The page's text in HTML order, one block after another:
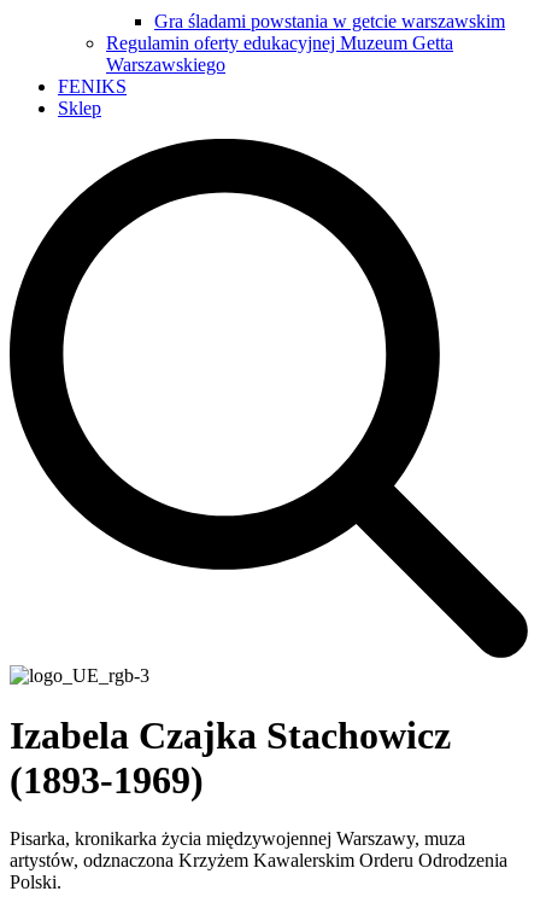
Gra śladami powstania w getcie warszawskim
Regulamin oferty edukacyjnej Muzeum Getta
Warszawskiego
FENIKS
Sklep
Izabela Czajka Stachowicz
(1893-1969)
Pisarka, kronikarka życia międzywojennej Warszawy, muza
artystów, odznaczona Krzyżem Kawalerskim Orderu Odrodzenia
Polski.